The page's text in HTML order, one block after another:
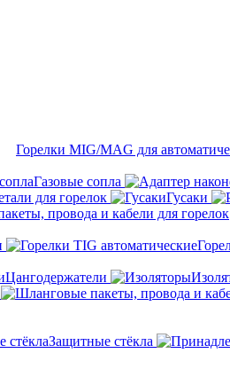
Горелки MIG/MAG для
Газовые сопла
для горелок Гусаки
провода и кабели для горелок
Цангодержатели
Защитные стёкла